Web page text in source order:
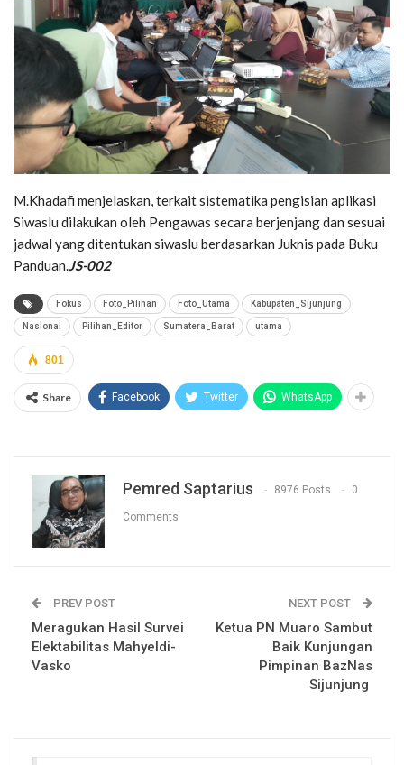
M.Khadafi menjelaskan, terkait sistematika pengisian aplikasi
Siwaslu dilakukan oleh Pengawas secara berjenjang dan sesuai
jadwal yang ditentukan siwaslu berdasarkan Juknis pada Buku
Panduan.JS-002
Fokus Foto_Pilihan Foto_Utama Kabupaten_Sijunjung
Nasional Pilihan_Editor Sumatera_Barat utama
801
Share Facebook Twitter WhatsApp
Pemred Saptarius 8976 Posts 0
Comments
PREV POST
Meragukan Hasil Survei
Elektabilitas Mahyeldi-
Vasko
NEXT POST
Ketua PN Muaro Sambut
Baik Kunjungan
Pimpinan BazNas
Sijunjung